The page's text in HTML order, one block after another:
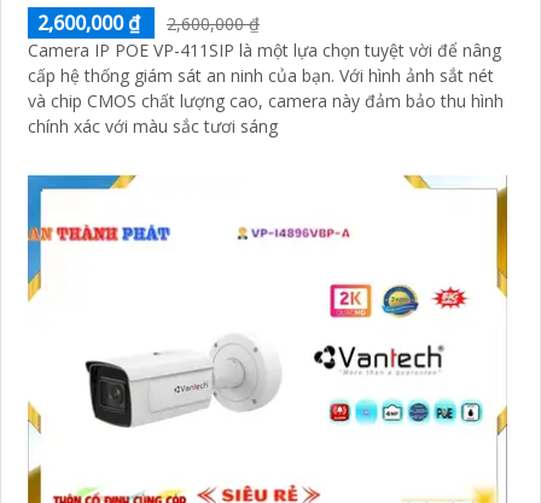
2,600,000 ₫
2,600,000 ₫
Camera IP POE VP-411SIP là một lựa chọn tuyệt vời để nâng
cấp hệ thống giám sát an ninh của bạn. Với hình ảnh sắt nét
và chip CMOS chất lượng cao, camera này đảm bảo thu hình
chính xác với màu sắc tươi sáng